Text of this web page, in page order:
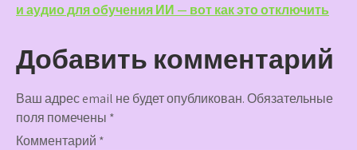
и аудио для обучения ИИ — вот как это отключить
Добавить комментарий
Ваш адрес email не будет опубликован.Обязательные
поля помечены *
Комментарий *